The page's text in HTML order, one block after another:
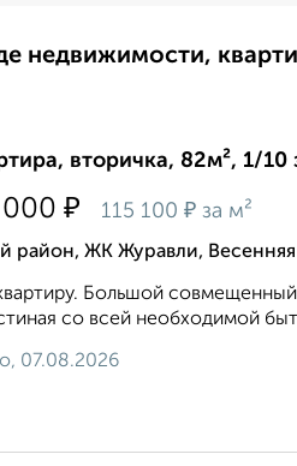
недвижимости,
вторичка, 82м², 1/10
₽ 115 100 ₽ за м²
район, ЖК Журавли, Весенняя
Большой совмещенный
со всей необходимой
07.08.2026